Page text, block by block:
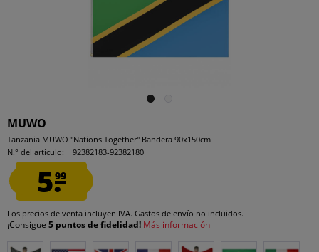
MUWO
Tanzania MUWO "Nations Together" Bandera 90x150cm
N.° del artículo:
92382183-92382180
5.99
Los precios de venta incluyen IVA. Gastos de envío no incluidos.
¡Consigue 5 puntos de fidelidad! Más información